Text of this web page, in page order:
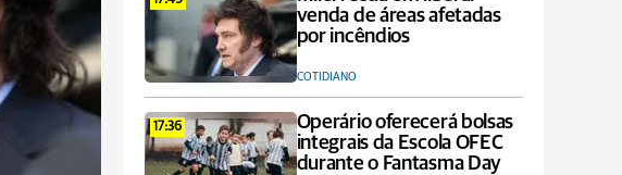
venda de áreas afetadas
por incêndios
COTIDIANO
17:36
Operário oferecerá bolsas
integrais da Escola OFEC
durante o Fantasma Day